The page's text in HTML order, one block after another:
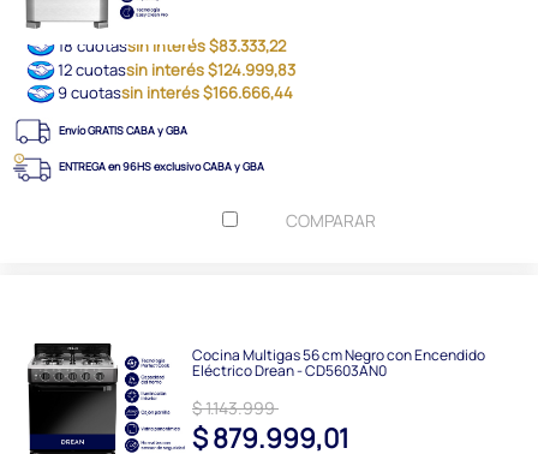
18 cuotassin interés $83.333,22
12 cuotassin interés $124.999,83
9 cuotassin interés $166.666,44
Envío GRATIS CABA y GBA
ENTREGA en 96HS exclusivo CABA y GBA
COMPARAR
Cocina Multigas 56 cm Negro con Encendido
Eléctrico Drean - CD5603AN0
$ 1.143.999
$ 879.999,01